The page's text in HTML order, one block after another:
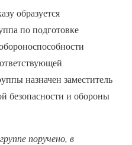
образуется
по подготовке
назначен заместитель
безопасности и обороны
поручено, в